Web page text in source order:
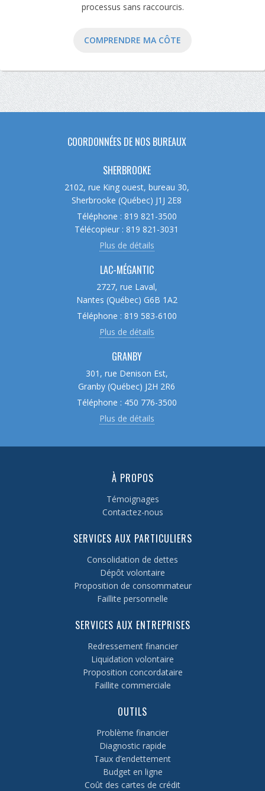
processus sans raccourcis.
COMPRENDRE MA CÔTE
COORDONNÉES DE NOS BUREAUX
SHERBROOKE
2102, rue King ouest, bureau 30,
Sherbrooke (Québec) J1J 2E8
Téléphone : 819 821-3500
Télécopieur : 819 821-3031
Plus de détails
LAC-MÉGANTIC
2727, rue Laval,
Nantes (Québec) G6B 1A2
Téléphone : 819 583-6100
Plus de détails
GRANBY
301, rue Denison Est,
Granby (Québec) J2H 2R6
Téléphone : 450 776-3500
Plus de détails
À PROPOS
Témoignages
Contactez-nous
SERVICES AUX PARTICULIERS
Consolidation de dettes
Dépôt volontaire
Proposition de consommateur
Faillite personnelle
SERVICES AUX ENTREPRISES
Redressement financier
Liquidation volontaire
Proposition concordataire
Faillite commerciale
OUTILS
Problème financier
Diagnostic rapide
Taux d’endettement
Budget en ligne
Coût des cartes de crédit